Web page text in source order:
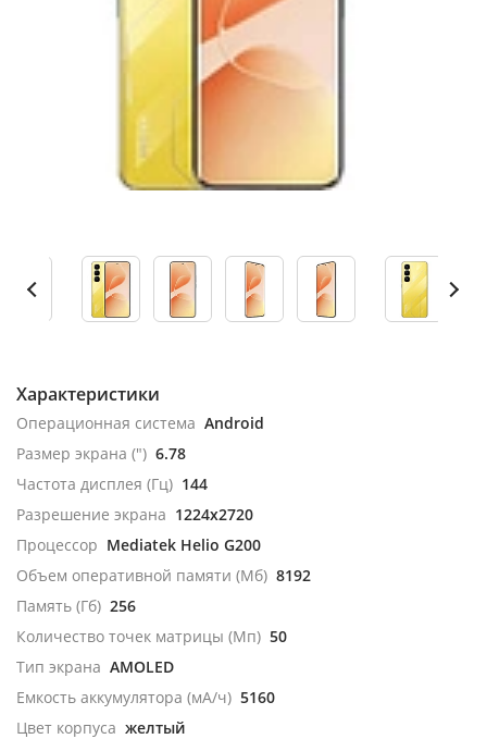
Характеристики
Операционная система Android
Размер экрана (") 6.78
Частота дисплея (Гц) 144
Разрешение экрана 1224x2720
Процессор Mediatek Helio G200
Объем оперативной памяти (Мб) 8192
Память (Гб) 256
Количество точек матрицы (Мп) 50
Тип экрана AMOLED
Емкость аккумулятора (мА/ч) 5160
Цвет корпуса желтый